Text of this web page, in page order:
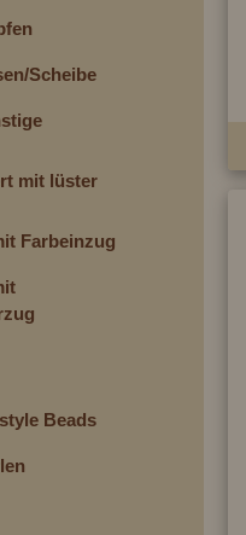
Scheiben
mit lüster
Farbeinzug
Beads